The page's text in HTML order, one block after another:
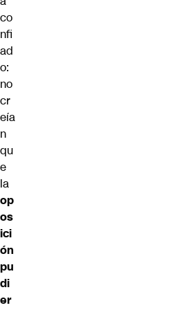
co
nfi
ad
o:
no
cr
eía
n
qu
e
la
op
os
ici
ón
pu
di
er